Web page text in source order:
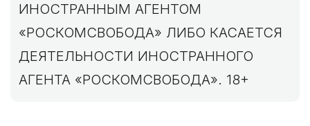
ИНОСТРАННЫМ АГЕНТОМ
«РОСКОМСВОБОДА» ЛИБО КАСАЕТСЯ
ДЕЯТЕЛЬНОСТИ ИНОСТРАННОГО
АГЕНТА «РОСКОМСВОБОДА». 18+